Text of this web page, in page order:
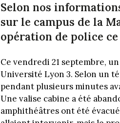
Selon nos
sur le campus de la
opération de police
Ce vendredi 21 septembre,
Université Lyon 3. Selon un
pendant plusieurs minutes
Une valise cabine a été
amphithéâtres ont été